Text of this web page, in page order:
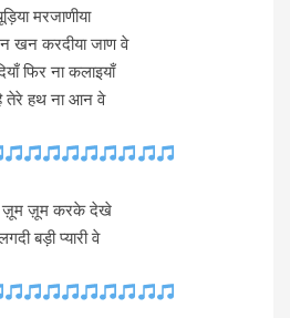
मरजाणीया
करदीया जाण वे
फिर ना कलाइयाँ
तेरे हथ ना आन वे
ज़ूम करके देखे
बड़ी प्यारी वे